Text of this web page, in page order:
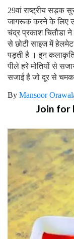
29वां राष्ट्रीय सड़क
जागरूक करने के लिए
चंद्र प्रकाश चितौडा
से छोटी साइज में
पड़ती है । इन
पीले हरे मोतियों से
सजाई है जो दूर से
By Mansoor
Join for